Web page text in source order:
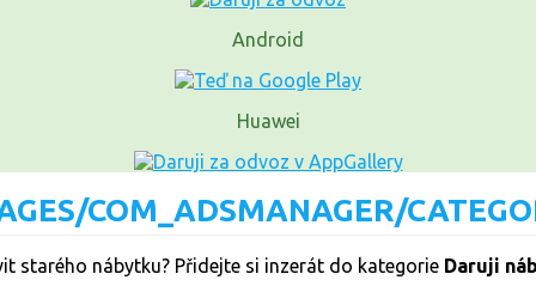
Android
Huawei
starého nábytku? Přidejte si inzerát do kategorie Daruji